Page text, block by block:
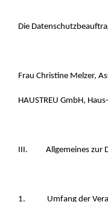
Die
Frau Christine Melzer,
HAUSTREU GmbH,
III. Allgemeines zur
1. Umfang der